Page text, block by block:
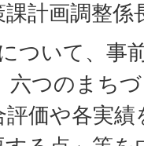
課計画調整係
ついて、事
六つのまち
評価や各実